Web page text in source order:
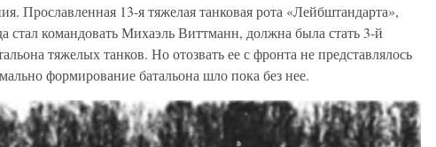
Прославленная 13-я тяжелая танковая рота «Лейбштандарта»,
стал командовать Михаэль Виттманн, должна была стать 3-й
тяжелых танков. Но отозвать ее с фронта не представлялось
формирование батальона шло пока без нее.